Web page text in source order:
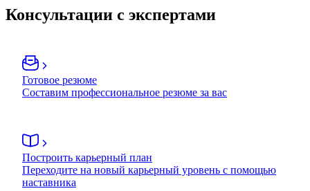
Консультации с экспертами
Готовое резюме
Составим профессиональное резюме за вас
Построить карьерный план
Переходите на новый карьерный уровень с помощью
наставника